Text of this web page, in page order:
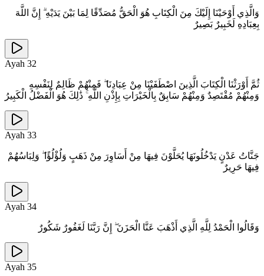
وَالَّذِي أَوْحَيْنَا إِلَيْكَ مِنَ الْكِتَابِ هُوَ الْحَقُّ مُصَدِّقًا لِمَا بَيْنَ يَدَيْهِ ۗ إِنَّ اللَّهَ
بِعِبَادِهِ لَخَبِيرٌ بَصِيرٌ
Ayah 32
ثُمَّ أَوْرَثْنَا الْكِتَابَ الَّذِينَ اصْطَفَيْنَا مِنْ عِبَادِنَا ۖ فَمِنْهُمْ ظَالِمٌ لِنَفْسِهِ
وَمِنْهُمْ مُقْتَصِدٌ وَمِنْهُمْ سَابِقٌ بِالْخَيْرَاتِ بِإِذْنِ اللَّهِ ۚ ذَٰلِكَ هُوَ الْفَضْلُ الْكَبِيرُ
Ayah 33
جَنَّاتُ عَدْنٍ يَدْخُلُونَهَا يُحَلَّوْنَ فِيهَا مِنْ أَسَاوِرَ مِنْ ذَهَبٍ وَلُؤْلُؤًا ۖ وَلِبَاسُهُمْ
فِيهَا حَرِيرٌ
Ayah 34
وَقَالُوا الْحَمْدُ لِلَّهِ الَّذِي أَذْهَبَ عَنَّا الْحَزَنَ ۖ إِنَّ رَبَّنَا لَغَفُورٌ شَكُورٌ
Ayah 35